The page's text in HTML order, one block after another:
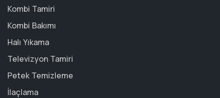
Kombi Tamiri
Kombi Bakımı
Halı Yıkama
Televizyon Tamiri
Petek Temizleme
İlaçlama